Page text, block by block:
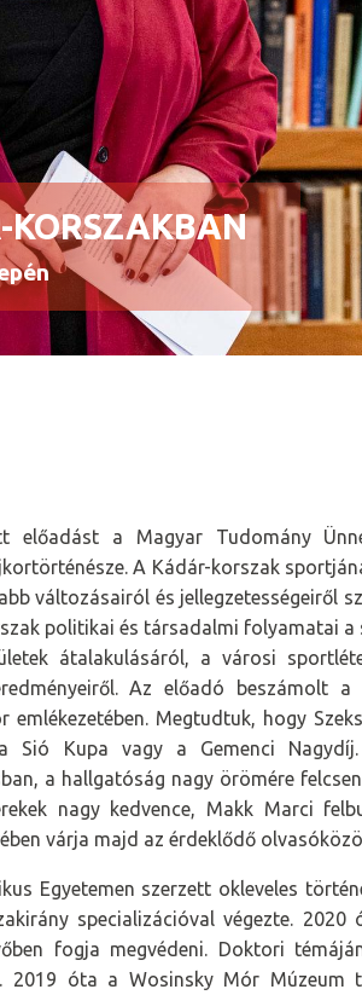
KORSZAKBAN
előadást a Magyar Tudomány
A Kádár-korszak
változásairól és jellegzetességeiről
politikai és társadalmi folyamatai a
átalakulásáról, a városi
Az előadó beszámolt a
Megtudtuk, hogy
Sió Kupa vagy a Gemenci
a hallgatóság nagy örömére
nagy kedvence, Makk Marci
várja majd az érdeklődő
Egyetemen szerzett okleveles
specializációval végezte. 2020
fogja megvédeni. Doktori
. 2019 óta a Wosinsky Mór Múzeum